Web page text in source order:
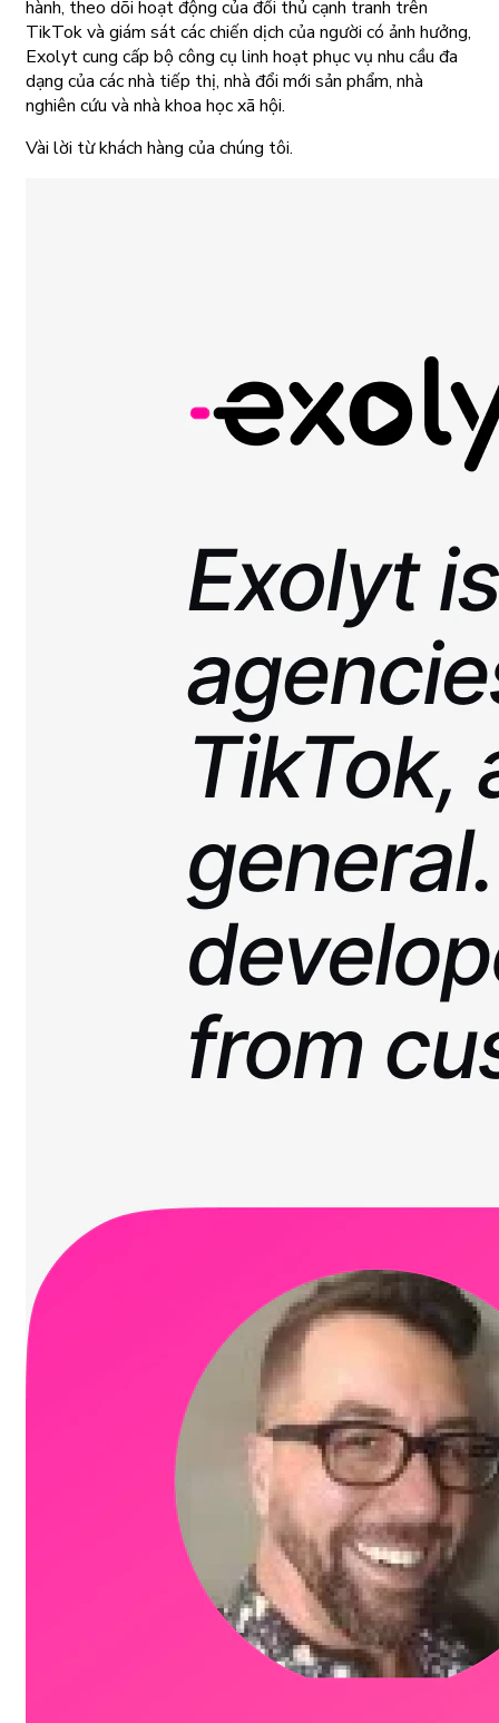
hành, theo dõi hoạt động của đối thủ cạnh tranh trên
TikTok và giám sát các chiến dịch của người có ảnh hưởng,
Exolyt cung cấp bộ công cụ linh hoạt phục vụ nhu cầu đa
dạng của các nhà tiếp thị, nhà đổi mới sản phẩm, nhà
nghiên cứu và nhà khoa học xã hội.
Vài lời từ khách hàng của chúng tôi.